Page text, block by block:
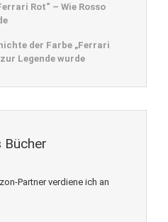
Rot“ – Wie Rosso
der Farbe „Ferrari
Legende wurde
Bücher
Partner verdiene ich an